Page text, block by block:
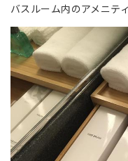
バスルーム内のアメニティ